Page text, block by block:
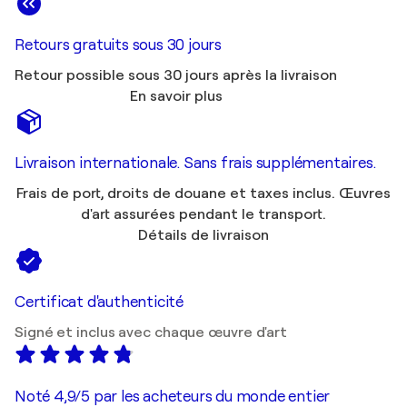
Retours gratuits sous 30 jours
Retour possible sous 30 jours après la livraison
En savoir plus
Livraison internationale. Sans frais supplémentaires.
Frais de port, droits de douane et taxes inclus. Œuvres
d'art assurées pendant le transport.
Détails de livraison
Certificat d'authenticité
Signé et inclus avec chaque œuvre d'art
Noté 4,9/5 par les acheteurs du monde entier